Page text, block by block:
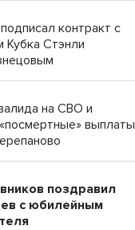
контракт с
Кубка Стэнли
на СВО и
выплаты
поздравил
с юбилейным